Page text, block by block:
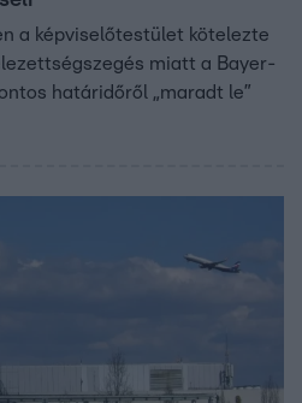
a képviselőtestület kötelezte
miatt a Bayer-
határidőről „maradt le”